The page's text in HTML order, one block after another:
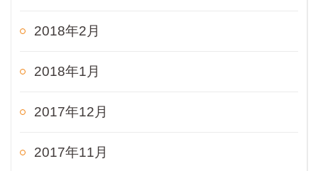
2018年2月
2018年1月
2017年12月
2017年11月